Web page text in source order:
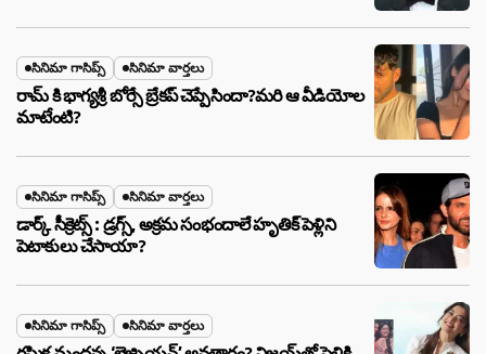
సినిమా గాసిప్స్ సినిమా వార్తలు
రామ్ కి భాగ్యశ్రీ బోర్సే బ్రేకప్ చెప్పేసిందా?మరి ఆ వీడియోల
మాటేంటి?
సినిమా గాసిప్స్ సినిమా వార్తలు
డార్క్ సీక్రెట్స్ : డ్రగ్స్, అక్రమ సంభందాలే హృతిక్ పెళ్లిని
పెటాకులు చేసాయా?
సినిమా గాసిప్స్ సినిమా వార్తలు